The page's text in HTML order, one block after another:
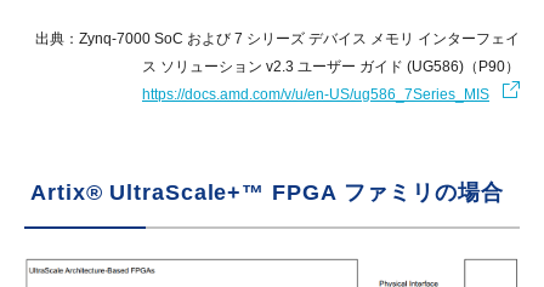
出典：Zynq-7000 SoC および 7 シリーズ デバイス メモリ インターフェイ
ス ソリューション v2.3 ユーザー ガイド (UG586)（P90）
https://docs.amd.com/v/u/en-US/ug586_7Series_MIS
Artix® UltraScale+™ FPGA ファミリの場合